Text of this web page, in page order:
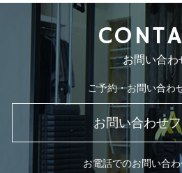
お問い合わ
ご予約・お問い合わ
お問い合わせ
お電話でのお問い合